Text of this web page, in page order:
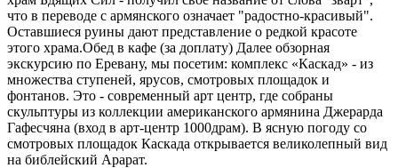
что в переводе с армянского означает "радостно-красивый".
Оставшиеся руины дают представление о редкой красоте
этого храма.Обед в кафе (за доплату) Далее обзорная
экскурсию по Еревану, мы посетим: комплекс «Каскад» - из
множества ступеней, ярусов, смотровых площадок и
фонтанов. Это - современный арт центр, где собраны
скульптуры из коллекции американского армянина Джерарда
Гафесчяна (вход в арт-центр 1000драм). В ясную погоду со
смотровых площадок Каскада открывается великолепный вид
на библейский Арарат.